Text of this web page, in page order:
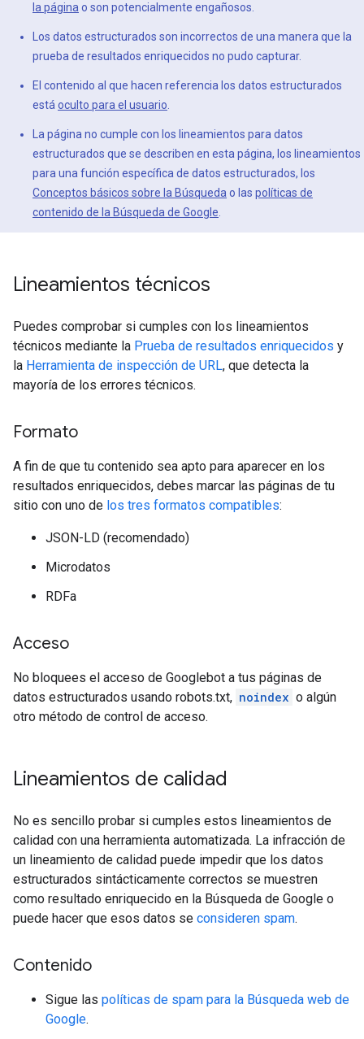
la página o son potencialmente engañosos.
Los datos estructurados son incorrectos de una manera que la
prueba de resultados enriquecidos no pudo capturar.
El contenido al que hacen referencia los datos estructurados
está oculto para el usuario
La página no cumple con los lineamientos para datos
estructurados que se describen en esta página, los lineamientos
para una función específica de datos estructurados, los
Conceptos básicos sobre la Búsqueda o las políticas de
contenido de la Búsqueda de Google
Lineamientos técnicos
Puedes comprobar si cumples con los lineamientos
técnicos mediante la Prueba de resultados enriquecidos y
la Herramienta de inspección de URL, que detecta la
mayoría de los errores técnicos.
Formato
A fin de que tu contenido sea apto para aparecer en los
resultados enriquecidos, debes marcar las páginas de tu
sitio con uno de los tres formatos compatibles:
JSON-LD (recomendado)
Microdatos
RDFa
Acceso
No bloquees el acceso de Googlebot a tus páginas de
datos estructurados usando robots.txt, noindex o algún
otro método de control de acceso.
Lineamientos de calidad
No es sencillo probar si cumples estos lineamientos de
calidad con una herramienta automatizada. La infracción de
un lineamiento de calidad puede impedir que los datos
estructurados sintácticamente correctos se muestren
como resultado enriquecido en la Búsqueda de Google o
puede hacer que esos datos se consideren spam.
Contenido
Sigue las políticas de spam para la Búsqueda web de
Google.